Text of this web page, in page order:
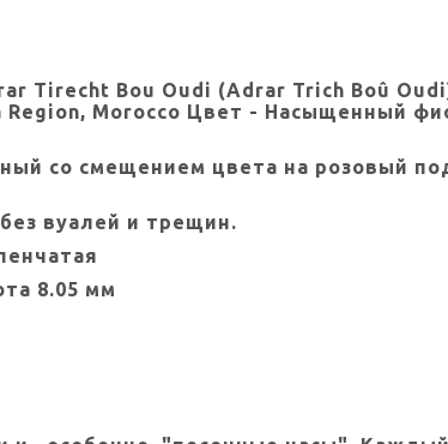
Tirecht Bou Oudi (Adrar Trich Boû
Region, Morocco Цвет - Насыщенный
со смещением цвета на розовый
вуалей и трещин.
8.05 мм